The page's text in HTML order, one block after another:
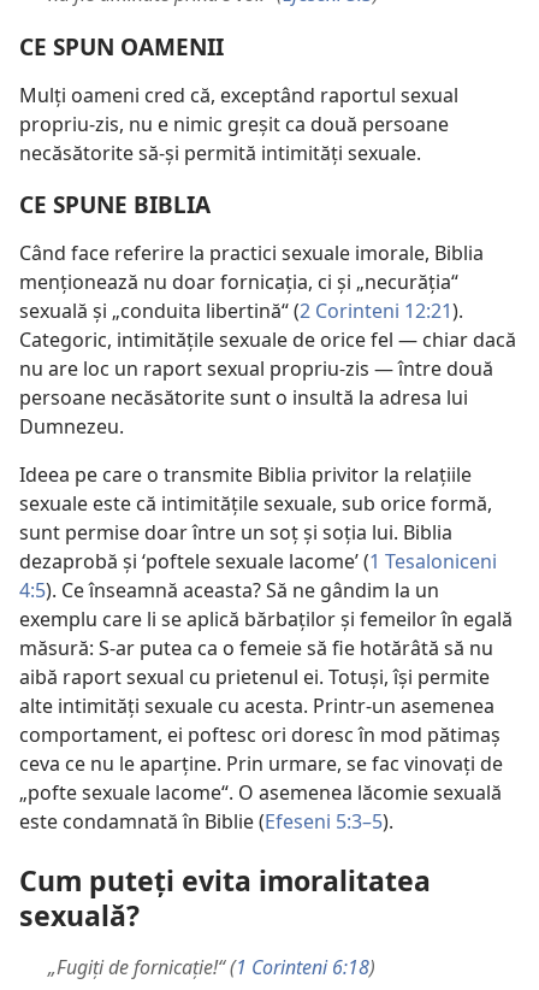
CE SPUN OAMENII
Mulţi oameni cred că, exceptând raportul sexual
propriu-zis, nu e nimic greşit ca două persoane
necăsătorite să-şi permită intimităţi sexuale.
CE SPUNE BIBLIA
Când face referire la practici sexuale imorale, Biblia
menţionează nu doar fornicaţia, ci şi „necurăţia“
sexuală şi „conduita libertină“ (2 Corinteni 12:21).
Categoric, intimităţile sexuale de orice fel — chiar dacă
nu are loc un raport sexual propriu-zis — între două
persoane necăsătorite sunt o insultă la adresa lui
Dumnezeu.
Ideea pe care o transmite Biblia privitor la relaţiile
sexuale este că intimităţile sexuale, sub orice formă,
sunt permise doar între un soţ şi soţia lui. Biblia
dezaprobă şi ‘poftele sexuale lacome’ (1 Tesaloniceni
4:5). Ce înseamnă aceasta? Să ne gândim la un
exemplu care li se aplică bărbaţilor şi femeilor în egală
măsură: S-ar putea ca o femeie să fie hotărâtă să nu
aibă raport sexual cu prietenul ei. Totuşi, îşi permite
alte intimităţi sexuale cu acesta. Printr-un asemenea
comportament, ei poftesc ori doresc în mod pătimaş
ceva ce nu le aparţine. Prin urmare, se fac vinovaţi de
„pofte sexuale lacome“. O asemenea lăcomie sexuală
este condamnată în Biblie (Efeseni 5:3–5).
Cum puteţi evita imoralitatea
sexuală?
„Fugiţi de fornicaţie!“ (1 Corinteni 6:18)